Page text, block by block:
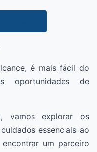
é mais fácil do
oportunidades de
vamos explorar os
essenciais ao
um parceiro